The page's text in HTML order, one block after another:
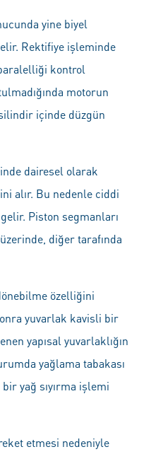
yine biyel
Rektifiye işleminde
kontrol
motorun
içinde düzgün
dairesel olarak
alır. Bu nedenle ciddi
Piston segmanları
diğer tarafında
özelliğini
yuvarlak kavisli bir
yapısal yuvarlaklığın
yağlama tabakası
yağ sıyırma işlemi
etmesi nedeniyle